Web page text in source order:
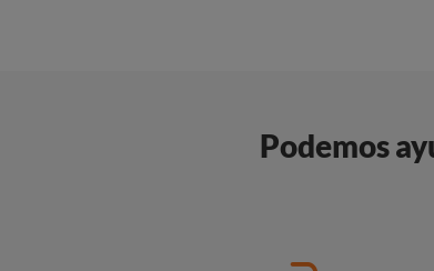
Podemos